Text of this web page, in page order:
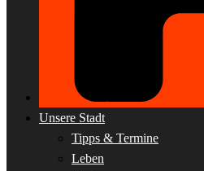
Unsere Stadt
Tipps & Termine
Leben